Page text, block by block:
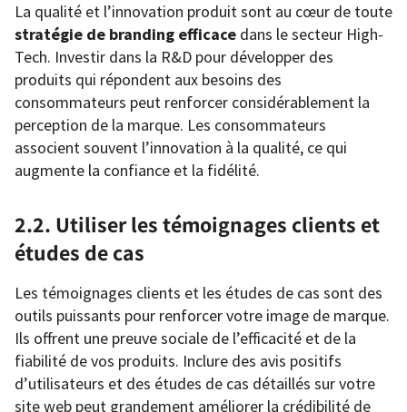
La qualité et l’innovation produit sont au cœur de toute
stratégie de branding efficace dans le secteur High-
Tech. Investir dans la R&D pour développer des
produits qui répondent aux besoins des
consommateurs peut renforcer considérablement la
perception de la marque. Les consommateurs
associent souvent l’innovation à la qualité, ce qui
augmente la confiance et la fidélité.
2.2. Utiliser les témoignages clients et
études de cas
Les témoignages clients et les études de cas sont des
outils puissants pour renforcer votre image de marque.
Ils offrent une preuve sociale de l’efficacité et de la
fiabilité de vos produits. Inclure des avis positifs
d’utilisateurs et des études de cas détaillés sur votre
site web peut grandement améliorer la crédibilité de